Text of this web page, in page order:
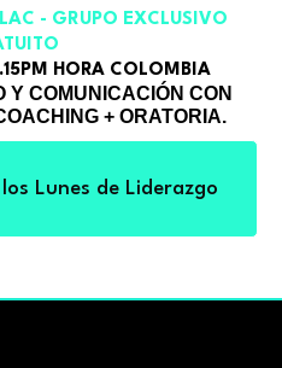
- GRUPO EXCLUSIVO
HORA COLOMBIA
Y COMUNICACIÓN CON
+ ORATORIA.
Lunes de Liderazgo